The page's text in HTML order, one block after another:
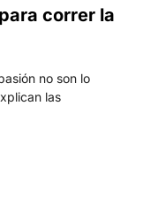
correr la
no son lo
las